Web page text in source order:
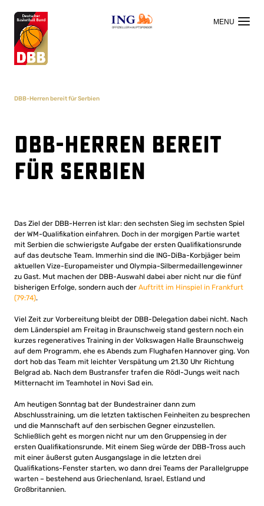
OFFIZIELLER HAUPTSPONSOR
DBB-Herren bereit für Serbien
DBB-Herren bereit
für Serbien
Das Ziel der DBB-Herren ist klar: den sechsten Sieg im sechsten Spiel
der WM-Qualifikation einfahren. Doch in der morgigen Partie wartet
mit Serbien die schwierigste Aufgabe der ersten Qualifikationsrunde
auf das deutsche Team. Immerhin sind die ING-DiBa-Korbjäger beim
aktuellen Vize-Europameister und Olympia-Silbermedaillengewinner
zu Gast. Mut machen der DBB-Auswahl dabei aber nicht nur die fünf
bisherigen Erfolge, sondern auch der Auftritt im Hinspiel in Frankfurt
(79:74).
Viel Zeit zur Vorbereitung bleibt der DBB-Delegation dabei nicht. Nach
dem Länderspiel am Freitag in Braunschweig stand gestern noch ein
kurzes regeneratives Training in der Volkswagen Halle Braunschweig
auf dem Programm, ehe es Abends zum Flughafen Hannover ging. Von
dort hob das Team mit leichter Verspätung um 21.30 Uhr Richtung
Belgrad ab. Nach dem Bustransfer trafen die Rödl-Jungs weit nach
Mitternacht im Teamhotel in Novi Sad ein.
Am heutigen Sonntag bat der Bundestrainer dann zum
Abschlusstraining, um die letzten taktischen Feinheiten zu besprechen
und die Mannschaft auf den serbischen Gegner einzustellen.
Schließlich geht es morgen nicht nur um den Gruppensieg in der
ersten Qualifikationsrunde. Mit einem Sieg würde der DBB-Tross auch
mit einer äußerst guten Ausgangslage in die letzten drei
Qualifikations-Fenster starten, wo dann drei Teams der Parallelgruppe
warten – bestehend aus Griechenland, Israel, Estland und
Großbritannien.